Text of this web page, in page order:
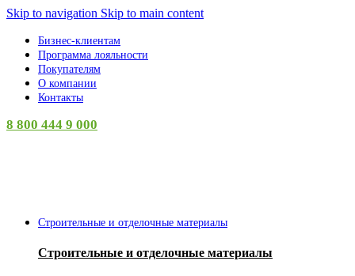
Skip to navigation Skip to main content
Бизнес-клиентам
Программа лояльности
Покупателям
О компании
Контакты
8 800 444 9 000
Строительные и отделочные материалы
Строительные и отделочные материалы